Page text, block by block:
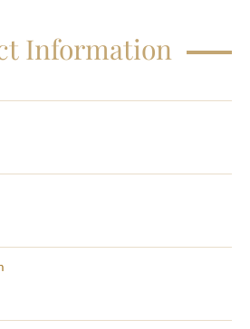
Information